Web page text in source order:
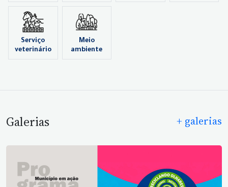
Serviço
veterinário
Meio
ambiente
Galerias + galerias